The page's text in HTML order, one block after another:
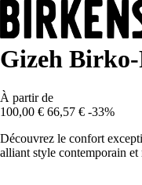
Gizeh
À partir de
100,00 € 66,57 € -33%
Découvrez le confort
alliant style contemporain